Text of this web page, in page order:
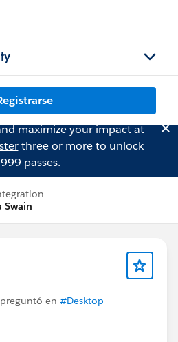
maximize your impact at
three or more to unlock
passes.
Swain
preguntó en #Desktop